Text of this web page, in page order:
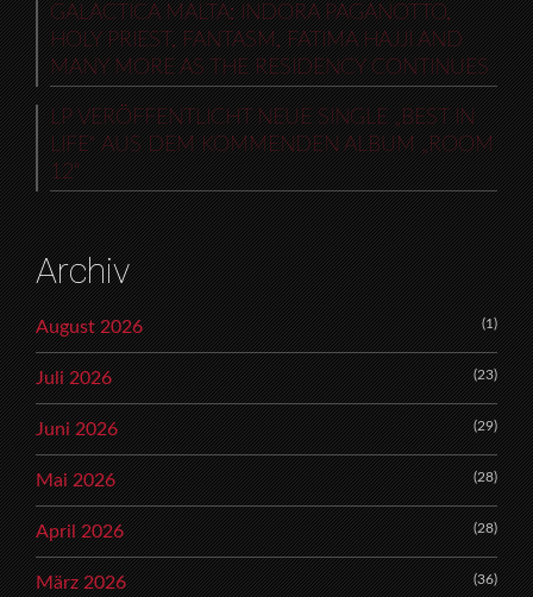
GALACTICA MALTA: INDORA PAGANOTTO,
HOLY PRIEST, FANTASM, FATIMA HAJJI AND
MANY MORE AS THE RESIDENCY CONTINUES
LP VERÖFFENTLICHT NEUE SINGLE „BEST IN
LIFE“ AUS DEM KOMMENDEN ALBUM „ROOM
12“
Archiv
August 2026 (1)
Juli 2026 (23)
Juni 2026 (29)
Mai 2026 (28)
April 2026 (28)
März 2026 (36)